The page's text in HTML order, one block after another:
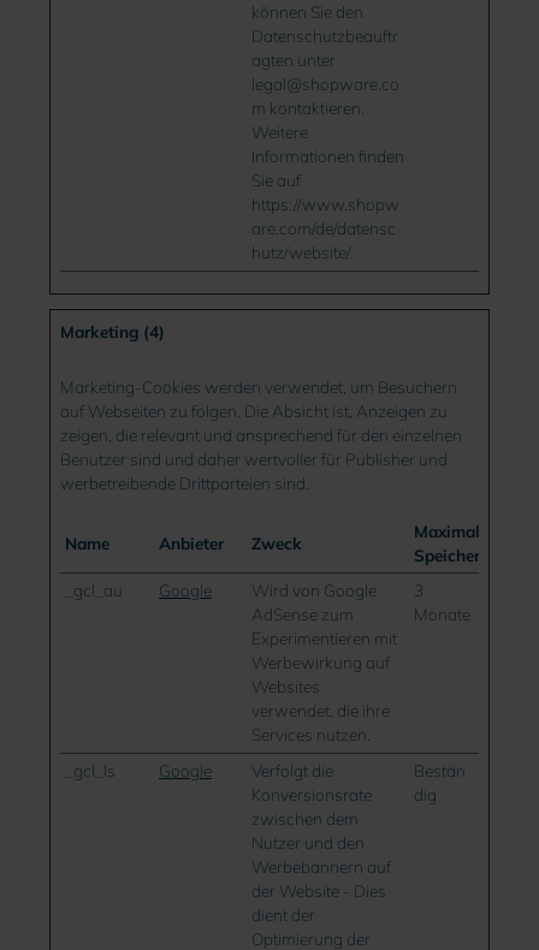
können Sie den
Datenschutzbeauftr
agten unter
legal@shopware.co
m kontaktieren.
Weitere
Informationen finden
Sie auf
https://www.shopw
are.com/de/datensc
hutz/website/.
Marketing (4)
Marketing-Cookies werden verwendet, um Besuchern
auf Webseiten zu folgen. Die Absicht ist, Anzeigen zu
zeigen, die relevant und ansprechend für den einzelnen
Benutzer sind und daher wertvoller für Publisher und
werbetreibende Drittparteien sind.
Name Anbieter Zweck
Maximale
Speicherdauer
_gcl_au
Google
Wird von Google
AdSense zum
Experimentieren mit
Werbewirkung auf
Websites
verwendet, die ihre
Services nutzen.
3
Monate
_gcl_ls Google
Verfolgt die
Konversionsrate
zwischen dem
Nutzer und den
Werbebannern auf
der Website - Dies
dient der
Optimierung der
Bestän
dig